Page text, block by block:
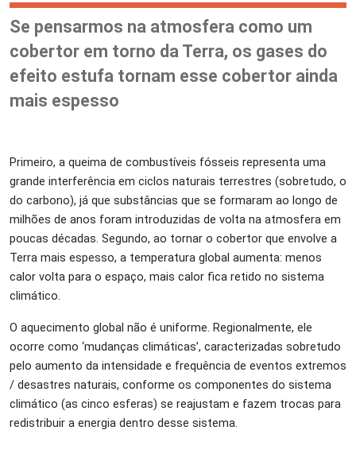
Se pensarmos na atmosfera como um
cobertor em torno da Terra, os gases do
efeito estufa tornam esse cobertor ainda
mais espesso
Primeiro, a queima de combustíveis fósseis representa uma
grande interferência em ciclos naturais terrestres (sobretudo, o
do carbono), já que substâncias que se formaram ao longo de
milhões de anos foram introduzidas de volta na atmosfera em
poucas décadas. Segundo, ao tornar o cobertor que envolve a
Terra mais espesso, a temperatura global aumenta: menos
calor volta para o espaço, mais calor fica retido no sistema
climático.
O aquecimento global não é uniforme. Regionalmente, ele
ocorre como ‘mudanças climáticas’, caracterizadas sobretudo
pelo aumento da intensidade e frequência de eventos extremos
/ desastres naturais, conforme os componentes do sistema
climático (as cinco esferas) se reajustam e fazem trocas para
redistribuir a energia dentro desse sistema.